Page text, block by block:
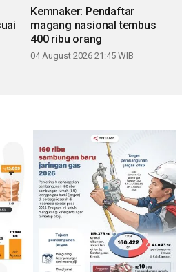
Kemnaker: Pendaftar
magang nasional tembus
400 ribu orang
04 August 2026 21:45 WIB